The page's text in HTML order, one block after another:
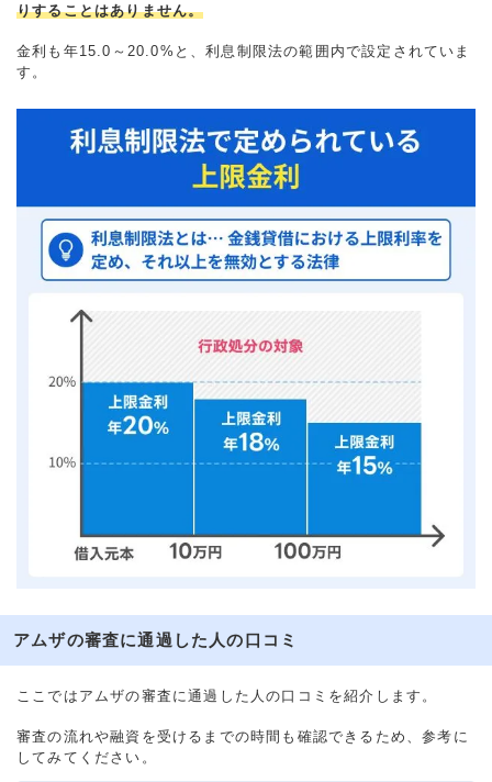
りすることはありません。
金利も年15.0～20.0%と、利息制限法の範囲内で設定されていま
す。
アムザの審査に通過した人の口コミ
ここではアムザの審査に通過した人の口コミを紹介します。
審査の流れや融資を受けるまでの時間も確認できるため、参考に
してみてください。